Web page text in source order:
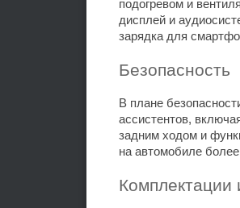
подогревом и
дисплей и
зарядка для
Безопасность
В плане
ассистентов,
задним ходом и
на автомобиле
Комплектации